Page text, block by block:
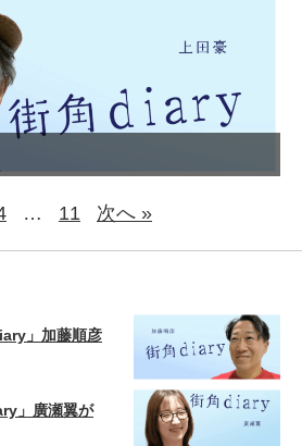
… 11 次へ »
」加藤順彦
」廣瀬翼が